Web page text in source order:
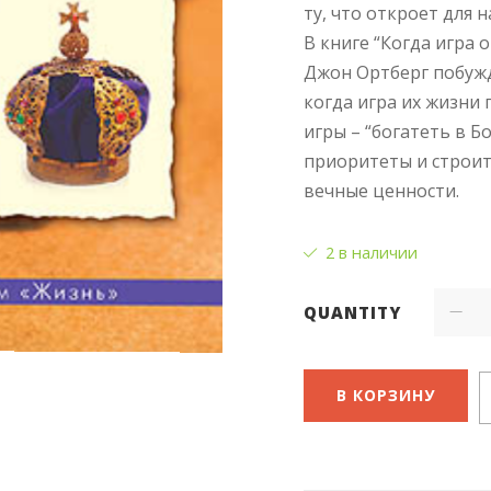
ту, что откроет для
В книге “Когда игра
Джон Ортберг
когда игра их
игры – “богатеть в
приоритеты и
вечные ценности.
2 в наличии
QUANTITY
В КОРЗИНУ